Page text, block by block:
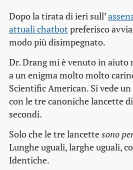
Dopo la tirata di ieri sull’
attuali chatbotpreferisco
modo più disimpegnato.
Dr. Drang mi è venuto in aiuto
a un enigma molto molto
Scientific American. Si vede
con le tre canoniche lancette
secondi.
Solo che le tre lancettesono
Lunghe uguali, larghe uguali,
Identiche.